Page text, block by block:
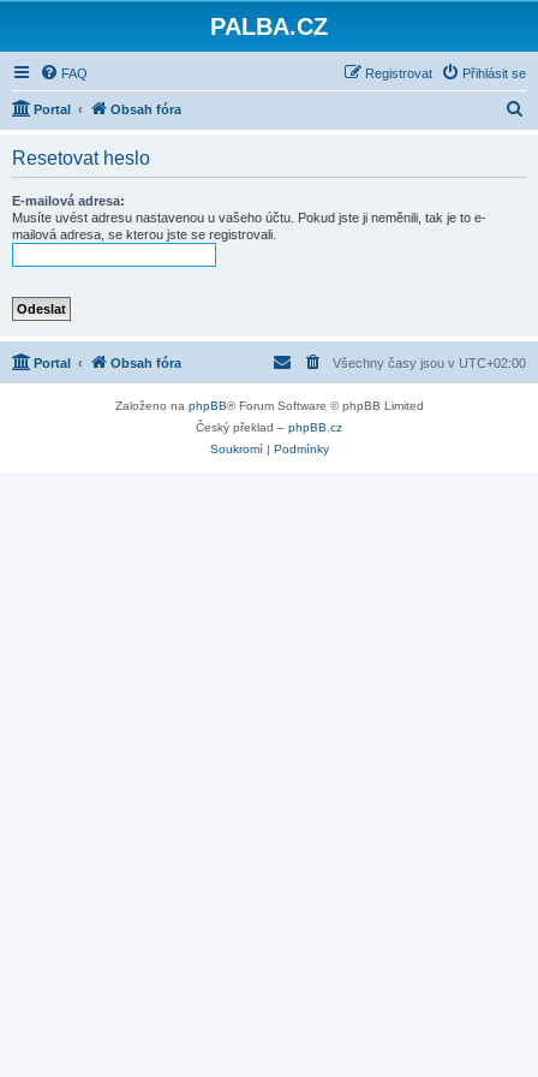
PALBA.CZ
FAQ Přihlásit se
Registrovat
Portal Obsah fóra
Resetovat heslo
E-mailová adresa:
Musíte uvést adresu nastavenou u vašeho účtu. Pokud jste ji neměnili, tak je to e-
mailová adresa, se kterou jste se registrovali.
Portal Obsah fóra Všechny časy jsou v UTC+02:00
Založeno na phpBB® Forum Software © phpBB Limited
Český překlad – phpBB.cz
Soukromí| Podmínky